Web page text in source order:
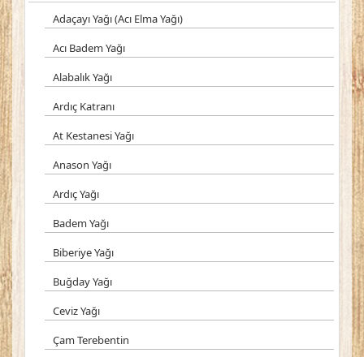
Adaçayı Yağı (Acı Elma Yağı)
Acı Badem Yağı
Alabalık Yağı
Ardıç Katranı
At Kestanesi Yağı
Anason Yağı
Ardıç Yağı
Badem Yağı
Biberiye Yağı
Buğday Yağı
Ceviz Yağı
Çam Terebentin